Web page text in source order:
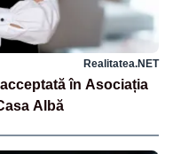
Realitatea.NET
în Asociația
Albă